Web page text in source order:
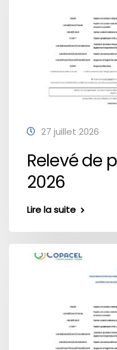
27 juillet 2026
Relevé de
2026
Lire la suite